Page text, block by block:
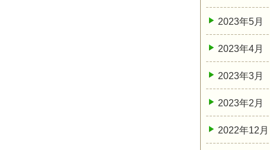
2023年5月
2023年4月
2023年3月
2023年2月
2022年12月